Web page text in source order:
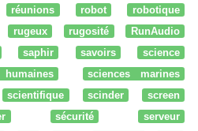
réunions robot
robotique
rugeux rugosité
RunAudio
saphir savoirs
science
sciences marines
scientifique scinder
screen
sécurité
serveur